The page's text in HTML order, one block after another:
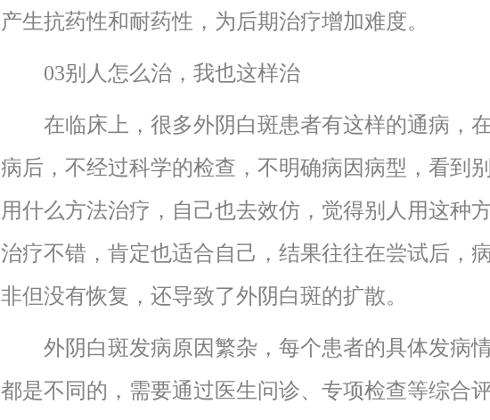
产生抗药性和耐药性，为后期治疗增加难度。
03别人怎么治，我也这样治
在临床上，很多外阴白斑患者有这样的通病，
病后，不经过科学的检查，不明确病因病型，看到
用什么方法治疗，自己也去效仿，觉得别人用这种
治疗不错，肯定也适合自己，结果往往在尝试后，
非但没有恢复，还导致了外阴白斑的扩散。
外阴白斑发病原因繁杂，每个患者的具体发病
都是不同的，需要通过医生问诊、专项检查等综合